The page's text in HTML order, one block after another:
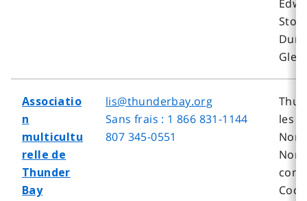
Associatio
n
multicultu
relle de
Thunder
Bay
lis@thunderbay.org
Sans frais : 1 866 831-1144
807 345-0551
les